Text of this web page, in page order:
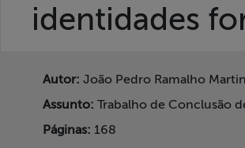
Doe para
ABRAJI
identidades
Autor: João Pedro Ramalho
Assunto: Trabalho de Conclusão
Páginas: 168